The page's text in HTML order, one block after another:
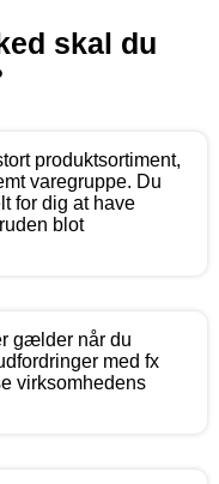
skal du
produktsortiment,
varegruppe. Du
for dig at have
blot
gælder når du
med fx
virksomhedens